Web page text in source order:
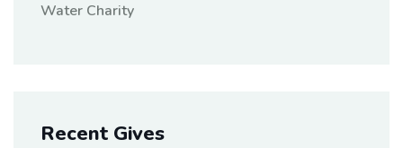
Water Charity
Recent Gives